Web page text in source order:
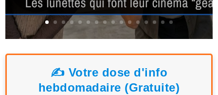
✍️ Votre dose d'info
hebdomadaire (Gratuite)